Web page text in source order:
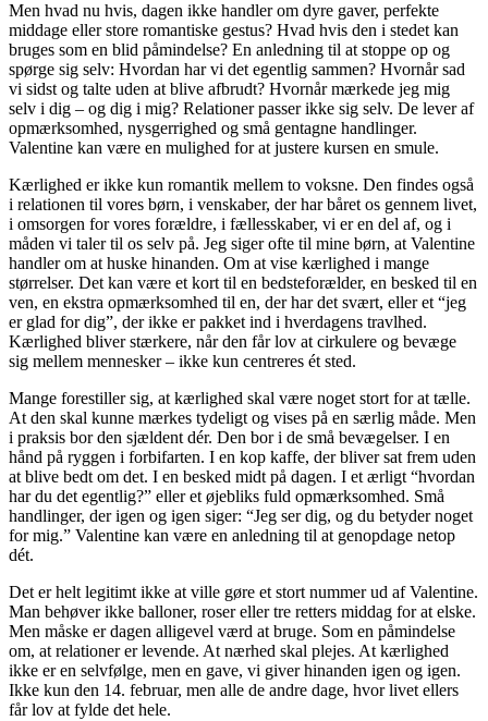
Men hvad nu hvis, dagen ikke handler om dyre gaver, perfekte
middage eller store romantiske gestus? Hvad hvis den i stedet kan
bruges som en blid påmindelse? En anledning til at stoppe op og
spørge sig selv: Hvordan har vi det egentlig sammen? Hvornår sad
vi sidst og talte uden at blive afbrudt? Hvornår mærkede jeg mig
selv i dig – og dig i mig? Relationer passer ikke sig selv. De lever af
opmærksomhed, nysgerrighed og små gentagne handlinger.
Valentine kan være en mulighed for at justere kursen en smule.
Kærlighed er ikke kun romantik mellem to voksne. Den findes også
i relationen til vores børn, i venskaber, der har båret os gennem livet,
i omsorgen for vores forældre, i fællesskaber, vi er en del af, og i
måden vi taler til os selv på. Jeg siger ofte til mine børn, at Valentine
handler om at huske hinanden. Om at vise kærlighed i mange
størrelser. Det kan være et kort til en bedsteforælder, en besked til en
ven, en ekstra opmærksomhed til en, der har det svært, eller et “jeg
er glad for dig”, der ikke er pakket ind i hverdagens travlhed.
Kærlighed bliver stærkere, når den får lov at cirkulere og bevæge
sig mellem mennesker – ikke kun centreres ét sted.
Mange forestiller sig, at kærlighed skal være noget stort for at tælle.
At den skal kunne mærkes tydeligt og vises på en særlig måde. Men
i praksis bor den sjældent dér. Den bor i de små bevægelser. I en
hånd på ryggen i forbifarten. I en kop kaffe, der bliver sat frem uden
at blive bedt om det. I en besked midt på dagen. I et ærligt “hvordan
har du det egentlig?” eller et øjebliks fuld opmærksomhed. Små
handlinger, der igen og igen siger: “Jeg ser dig, og du betyder noget
for mig.” Valentine kan være en anledning til at genopdage netop
dét.
Det er helt legitimt ikke at ville gøre et stort nummer ud af Valentine.
Man behøver ikke balloner, roser eller tre retters middag for at elske.
Men måske er dagen alligevel værd at bruge. Som en påmindelse
om, at relationer er levende. At nærhed skal plejes. At kærlighed
ikke er en selvfølge, men en gave, vi giver hinanden igen og igen.
Ikke kun den 14. februar, men alle de andre dage, hvor livet ellers
får lov at fylde det hele.